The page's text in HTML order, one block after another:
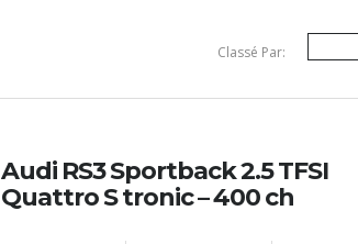
Classé Par:
Audi RS3 Sportback 2.5 TFSI
Quattro S tronic – 400 ch